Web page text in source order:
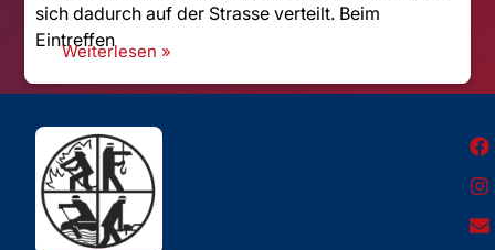
sich dadurch auf der Strasse verteilt. Beim
Eintreffen
Weiterlesen »